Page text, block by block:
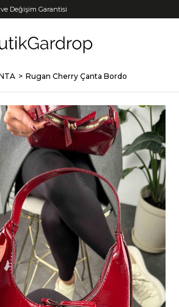
+12 Taksit İmkanı!
Rugan Cherry Çanta Bordo